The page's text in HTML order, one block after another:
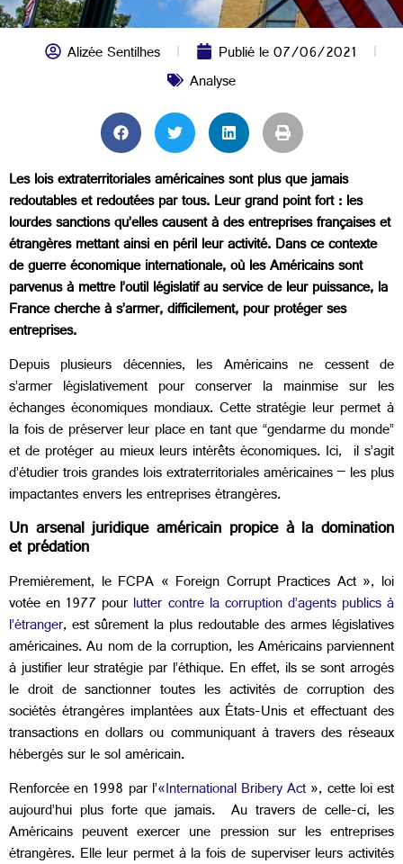
Alizée Sentilhes Publié le07/06/2021
Analyse
Les lois extraterritoriales américaines sont plus que jamais
redoutables et redoutées par tous. Leur grand point fort : les
lourdes sanctions qu’elles causent à des entreprises françaises et
étrangères mettant ainsi en péril leur activité. Dans ce contexte
de guerre économique internationale, où les Américains sont
parvenus à mettre l’outil législatif au service de leur puissance, la
France cherche à s’armer, difficilement, pour protéger ses
entreprises.
Depuis plusieurs décennies, les Américains ne cessent de
s’armer législativement pour conserver la mainmise sur les
échanges économiques mondiaux. Cette stratégie leur permet à
la fois de préserver leur place en tant que “gendarme du monde”
et de protéger au mieux leurs intérêts économiques. Ici, il s’agit
d’étudier trois grandes lois extraterritoriales américaines – les plus
impactantes envers les entreprises étrangères.
Un arsenal juridique américain propice à la domination
et prédation
Premièrement, le FCPA « Foreign Corrupt Practices Act », loi
votée en 1977 pour lutter contre la corruption d’agents publics à
l’étranger, est sûrement la plus redoutable des armes législatives
américaines. Au nom de la corruption, les Américains parviennent
à justifier leur stratégie par l’éthique. En effet, ils se sont arrogés
le droit de sanctionner toutes les activités de corruption des
sociétés étrangères implantées aux États-Unis et effectuant des
transactions en dollars ou communiquant à travers des réseaux
hébergés sur le sol américain.
Renforcée en 1998 par l’«International Bribery Act», cette loi est
aujourd’hui plus forte que jamais. Au travers de celle-ci, les
Américains peuvent exercer une pression sur les entreprises
étrangères. Elle leur permet à la fois de superviser leurs activités